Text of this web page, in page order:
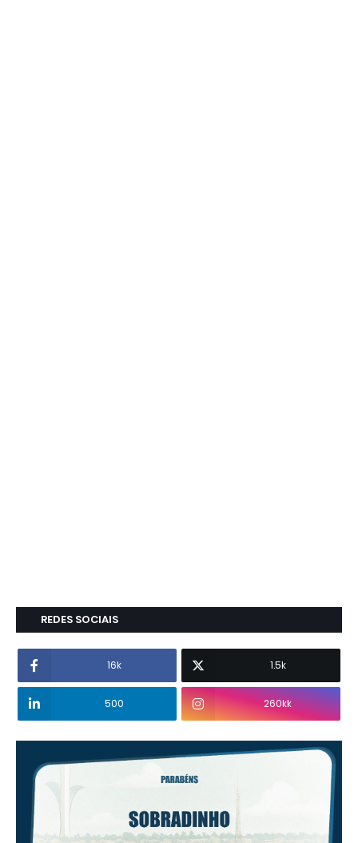
REDES SOCIAIS
16k 1.5k
500 260kk